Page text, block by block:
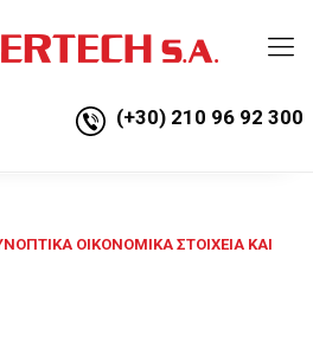
(+30) 210 96 92 300
ΟΙΚΟΝΟΜΙΚΑ ΣΤΟΙΧΕΙΑ ΚΑΙ